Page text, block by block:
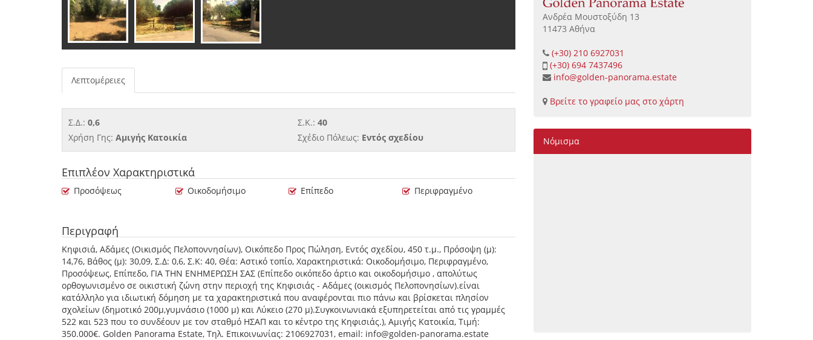
Λεπτομέρειες
Σ.Δ.: 0,6 Σ.Κ.: 40
Χρήση Γης: Αμιγής Κατοικία Σχέδιο Πόλεως: Εντός σχεδίου
Επιπλέον Χαρακτηριστικά
Προσόψεως Οικοδομήσιμο Επίπεδο Περιφραγμένο
Περιγραφή
Κηφισιά, Αδάμες (Οικισμός Πελοποννησίων), Οικόπεδο Προς Πώληση, Εντός σχεδίου, 450 τ.μ., Πρόσοψη (μ):
14,76, Βάθος (μ): 30,09, Σ.Δ: 0,6, Σ.Κ: 40, Θέα: Αστικό τοπίο, Χαρακτηριστικά: Οικοδομήσιμο, Περιφραγμένο,
Προσόψεως, Επίπεδο, ΓΙΑ ΤΗΝ ΕΝΗΜΕΡΩΣΗ ΣΑΣ (Επίπεδο οικόπεδο άρτιο και οικοδομήσιμο , απολύτως
ορθογωνισμένο σε οικιστική ζώνη στην περιοχή της Κηφισιάς - Αδάμες (οικισμός Πελοπονησίων).είναι
κατάλληλο για ιδιωτική δόμηση με τα χαρακτηριστικά που αναφέρονται πιο πάνω και βρίσκεται πλησίον
σχολείων (δημοτικό 200μ,γυμνάσιο (1000 μ) και Λύκειο (270 μ).Συγκοινωνιακά εξυπηρετείται από τις γραμμές
522 και 523 που το συνδέουν με τον σταθμό ΗΣΑΠ και το κέντρο της Κηφισιάς.), Αμιγής Κατοικία, Τιμή:
350.000€. Golden Panorama Estate, Τηλ. Επικοινωνίας: 2106927031, email: info@golden-panorama.estate
Ανδρέα Μουστοξύδη 13
11473 Αθήνα
(+30) 210 6927031
(+30) 694 7437496
info@golden-panorama.estate
Βρείτε το γραφείο μας στο χάρτη
Νόμισμα